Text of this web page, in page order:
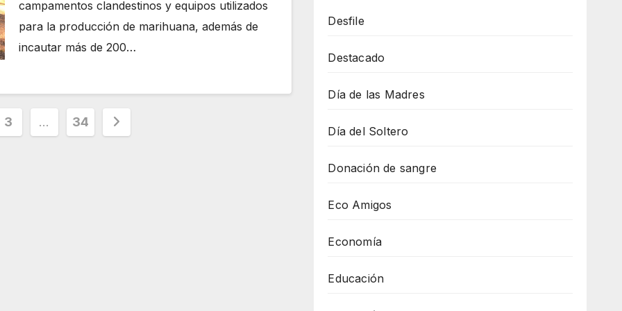
campamentos clandestinos y equipos utilizados
para la producción de marihuana, además de
incautar más de 200…
3 … 34
Desfile
Destacado
Día de las Madres
Día del Soltero
Donación de sangre
Eco Amigos
Economía
Educación